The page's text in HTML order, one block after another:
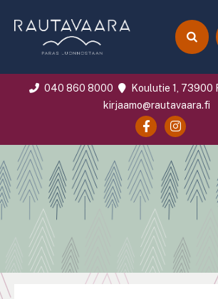
040 860 8000
Koulutie 1, 73900
kirjaamo@rautavaara.fi